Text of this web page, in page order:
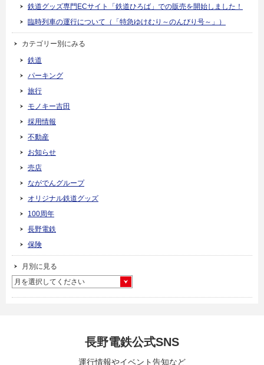
鉄道グッズ専門ECサイト「鉄道ひろば」での販売を開始しました！
臨時列車の運行について（「特急ゆけむり～のんびり号～」）
カテゴリー別にみる
鉄道
パーキング
旅行
モノキー吉田
採用情報
不動産
お知らせ
売店
ながでんグループ
オリジナル鉄道グッズ
100周年
長野電鉄
保険
月別に見る
月を選択してください
長野電鉄公式SNS
運行情報やイベント告知など